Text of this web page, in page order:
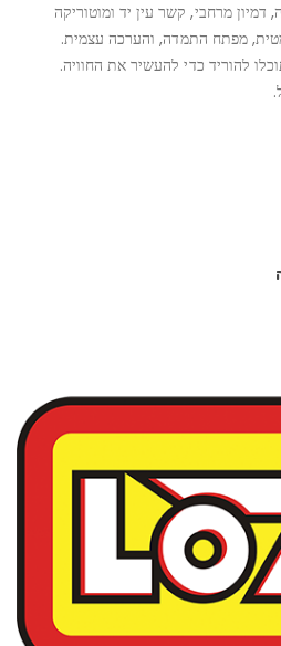
מרחבי, קשר עין יד ומוטוריקה
מפתח התמדה, והערכה עצמית.